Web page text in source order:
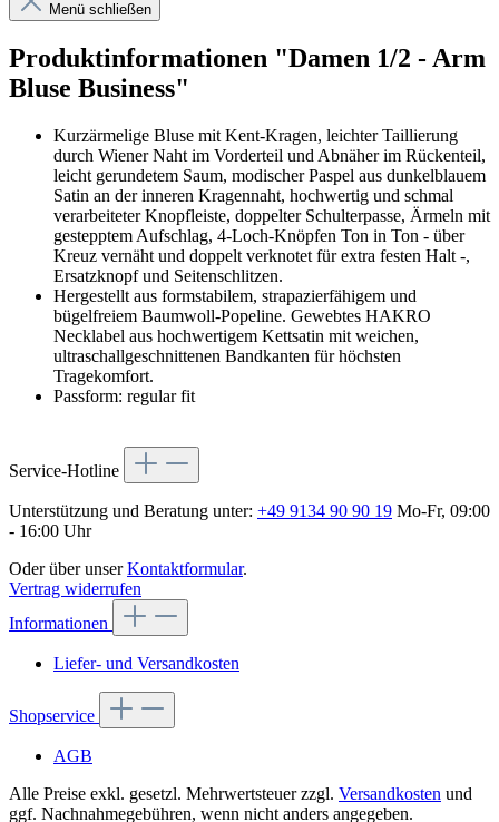
Menü schließen
Produktinformationen "Damen 1/2 - Arm
Bluse Business"
Kurzärmelige Bluse mit Kent-Kragen, leichter Taillierung
durch Wiener Naht im Vorderteil und Abnäher im Rückenteil,
leicht gerundetem Saum, modischer Paspel aus dunkelblauem
Satin an der inneren Kragennaht, hochwertig und schmal
verarbeiteter Knopfleiste, doppelter Schulterpasse, Ärmeln mit
gestepptem Aufschlag, 4-Loch-Knöpfen Ton in Ton - über
Kreuz vernäht und doppelt verknotet für extra festen Halt -,
Ersatzknopf und Seitenschlitzen.
Hergestellt aus formstabilem, strapazierfähigem und
bügelfreiem Baumwoll-Popeline. Gewebtes HAKRO
Necklabel aus hochwertigem Kettsatin mit weichen,
ultraschallgeschnittenen Bandkanten für höchsten
Tragekomfort.
Passform: regular fit
Service-Hotline
Unterstützung und Beratung unter: +49 9134 90 90 19 Mo-Fr, 09:00
- 16:00 Uhr
Oder über unserKontaktformular.
Vertrag widerrufen
Informationen
Liefer- und Versandkosten
Shopservice
AGB
Alle Preise exkl. gesetzl. Mehrwertsteuer zzgl. Versandkosten und
ggf. Nachnahmegebühren, wenn nicht anders angegeben.